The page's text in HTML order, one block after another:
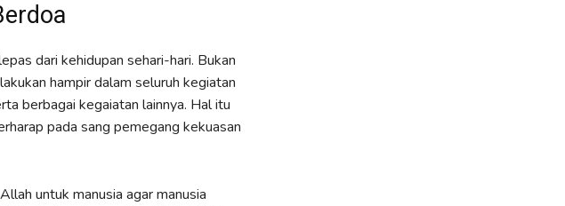
dari kehidupan sehari-hari. Bukan
hampir dalam seluruh kegiatan
berbagai kegaiatan lainnya. Hal itu
pada sang pemegang kekuasan
untuk manusia agar manusia